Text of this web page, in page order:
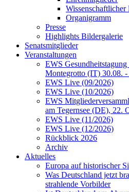
Wissenschaftlicher
Organigramm
Presse
Highlights Bildergalerie
Senatsmitglieder
Veranstaltungen
EWS
Montegrotto (IT) 30.08.
EWS Live (09/2026)
EWS Live (10/2026)
EWS
am Tegernsee (DE), 22.
EWS Live (11/2026)
EWS Live (12/2026)
Rückblick 2026
Archiv
Aktuelles
Europa auf historischer
Was Deutschland jetzt
strahlende Vorbilder